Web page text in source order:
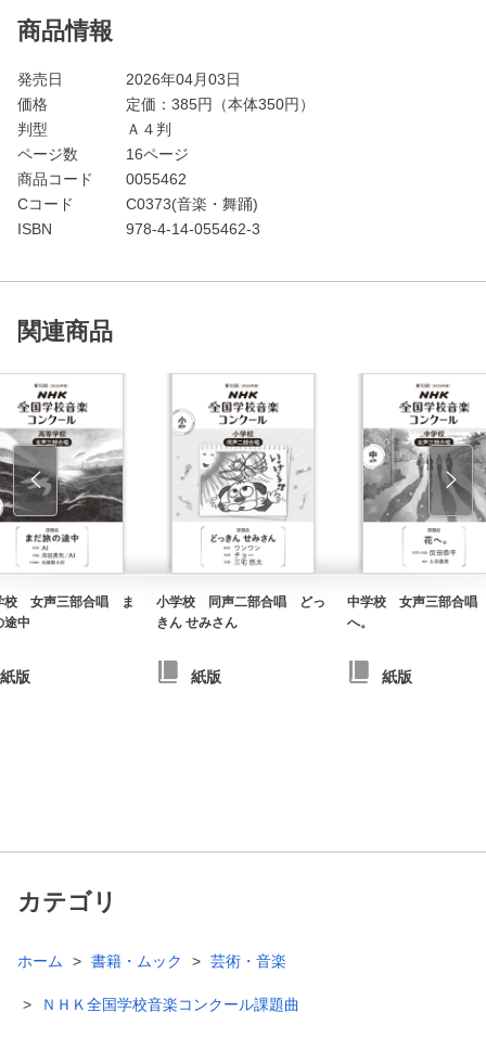
商品情報
発売日
2026年04月03日
価格
定価： 385円（本体350円）
判型
Ａ４判
ページ数
16ページ
商品コード
0055462
Cコード
C0373(音楽・舞踊)
ISBN
978-4-14-055462-3
関連商品
校 女声三部合唱 ま
途中
紙版
小学校 同声二部合唱 どっ
きん せみさん
紙版
中学校 女声三部合
へ。
紙版
カテゴリ
ホーム 書籍・ムック 芸術・音楽
ＮＨＫ全国学校音楽コンクール課題曲